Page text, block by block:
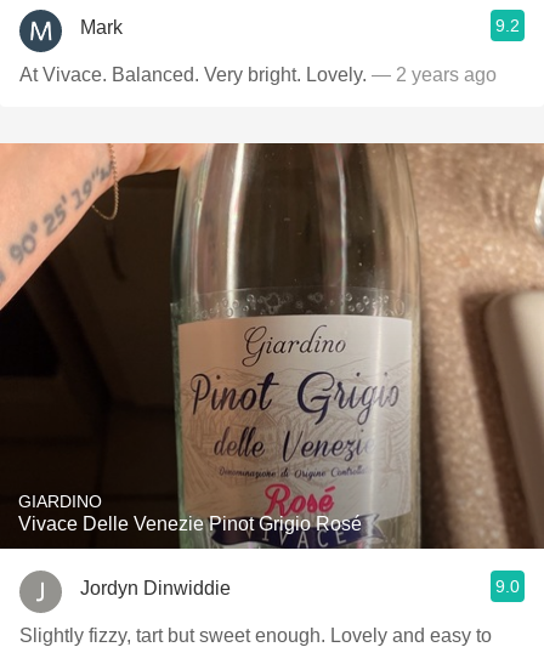
Mark 9.2
At Vivace. Balanced. Very bright. Lovely. — 2 years ago
GIARDINO
Vivace Delle Venezie Pinot Grigio Rosé
Jordyn Dinwiddie 9.0
Slightly fizzy, tart but sweet enough. Lovely and easy to